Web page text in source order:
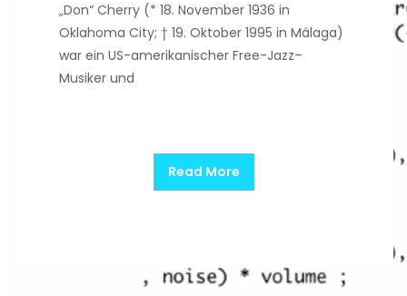
„Don“ Cherry (* 18. November 1936 in
Oklahoma City; † 19. Oktober 1995 in Málaga)
war ein US-amerikanischer Free-Jazz–
Musiker und
Read More